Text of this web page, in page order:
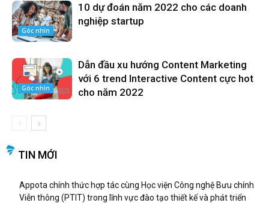
Góc nhìn
10 dự đoán năm 2022 cho các doanh
nghiệp startup
Góc nhìn
Dẫn đầu xu hướng Content Marketing
với 6 trend Interactive Content cực hot
cho năm 2022
TIN MỚI
Appota chính thức hợp tác cùng Học viện Công nghệ Bưu chính
Viễn thông (PTIT) trong lĩnh vực đào tạo thiết kế và phát triển